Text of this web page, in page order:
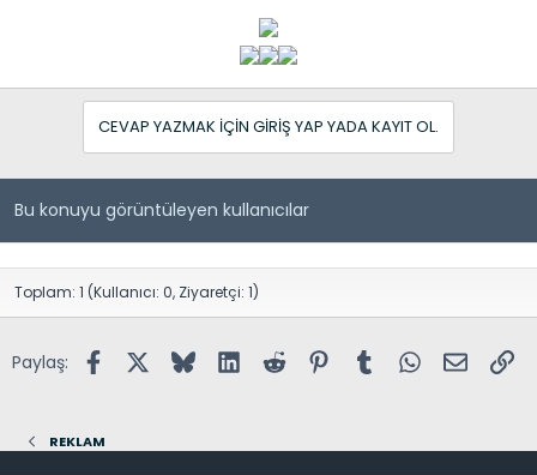
CEVAP YAZMAK IÇIN GIRIŞ YAP YADA KAYIT OL.
Bu konuyu görüntüleyen kullanıcılar
Toplam: 1 (Kullanıcı: 0, Ziyaretçi: 1)
Paylaş: FacebookX (Twitter)
BlueskyLinkedInReddit PinterestTumblr WhatsApp
E-posta
REKLAM